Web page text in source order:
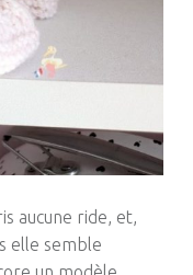
aucune ride, et,
elle semble